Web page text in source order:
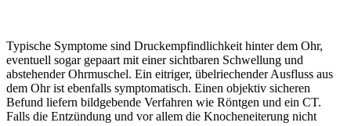
Typische Symptome sind Druckempfindlichkeit hinter dem Ohr,
eventuell sogar gepaart mit einer sichtbaren Schwellung und
abstehender Ohrmuschel. Ein eitriger, übelriechender Ausfluss aus
dem Ohr ist ebenfalls symptomatisch. Einen objektiv sicheren
Befund liefern bildgebende Verfahren wie Röntgen und ein CT.
Falls die Entzündung und vor allem die Knocheneiterung nicht